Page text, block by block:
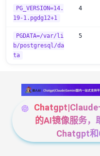
PG_VERSION=14.
19-1.pgdg12+1
4
PGDATA=/var/li
b/postgresql/da
ta
5
Chatgpt|Claude
的AI镜像服务，
Chatgpt和